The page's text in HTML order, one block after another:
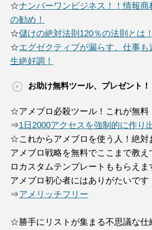
☆ナンバーワンビジネス！！情報商
の勧め！
☆儲けの絶対法則120％の法則とは！
☆エグゼクティブが漏らす、仕事も
生絶好調！
お助け無料ツール、プレゼント！
☆アメブロ必殺ツール！これが無料
⇒1日2000アクセスを強制的に作り
☆これからアメブロを使う人！絶対
アメブロ戦略を無料でここまで教
ロカスタムテンプレートももらえま
アメブロ初心者にはありがたいです
⇒アメリッチフリー
☆勝手にリストが集まる不思議な仕